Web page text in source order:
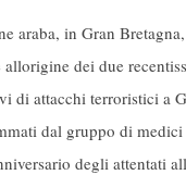
araba, in Gran
dei due
di attacchi terroristici a
dal gruppo di medici
degli attentati